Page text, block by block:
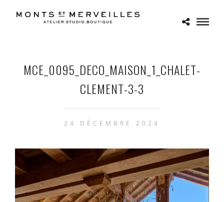
MCE_0095_DECO_MAISON_1_CHALET-
CLEMENT-3-3
24 DÉCEMBRE 2024